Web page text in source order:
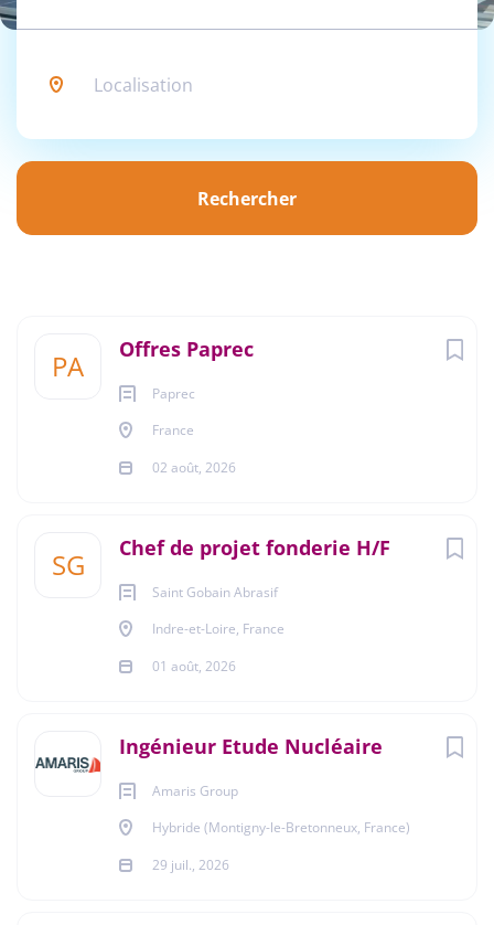
Rechercher
Rechercher
PA Offres Paprec
Paprec
France
02 août, 2026
SG Chef de projet fonderie H/F
Saint Gobain Abrasif
Indre-et-Loire, France
01 août, 2026
Ingénieur Etude Nucléaire
Amaris Group
Hybride (Montigny-le-Bretonneux, France)
29 juil., 2026